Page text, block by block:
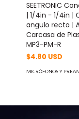
SEETRONIC
| 1/4in - 1/4in |
angulo recto |
Carcasa de
MP3-PM-R
$4.80 USD
MICRÓFONOS Y